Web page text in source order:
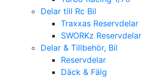
Delar till Rc Bil
Traxxas Reservdelar
SWORKz Reservdelar
Delar & Tillbehör, Bil
Reservdelar
Däck & Fälg